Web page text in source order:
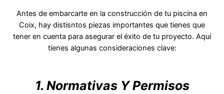
Antes de embarcarte en la construcción de tu piscina en
Coix, hay distisntos piezas importantes que tienes que
tener en cuenta para asegurar el éxito de tu proyecto. Aquí
tienes algunas consideraciones clave:
1. Normativas Y Permisos